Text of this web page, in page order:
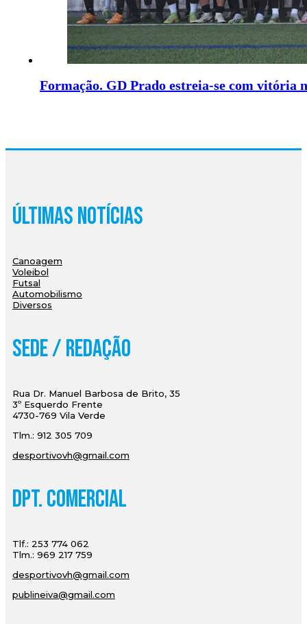
Formação. GD Prado estreia-se com vitória
Últimas Notícias
Canoagem
Voleibol
Futsal
Automobilismo
Diversos
Sede / Redação
Rua Dr. Manuel Barbosa de Brito, 35
3º Esquerdo Frente
4730-769 Vila Verde
Tlm.: 912 305 709
desportivovh@gmail.com
Dpt. Comercial
Tlf.: 253 774 062
Tlm.: 969 217 759
desportivovh@gmail.com
publineiva@gmail.com